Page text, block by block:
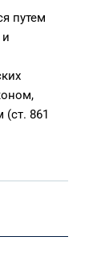
путем
861